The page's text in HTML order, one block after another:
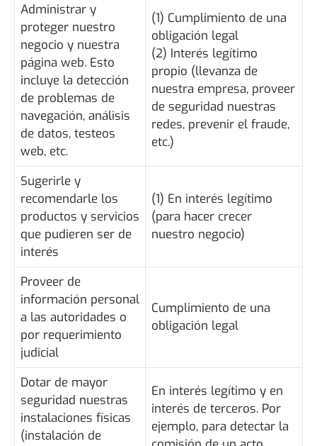
Administrar y
proteger nuestro
negocio y nuestra
página web. Esto
incluye la detección
de problemas de
navegación, análisis
de datos, testeos
web, etc.
(1) Cumplimiento de una
obligación legal
(2) Interés legítimo
propio (llevanza de
nuestra empresa, proveer
de seguridad nuestras
redes, prevenir el fraude,
etc.)
Sugerirle y
recomendarle los
productos y servicios
que pudieren ser de
interés
(1) En interés legítimo
(para hacer crecer
nuestro negocio)
Proveer de
información personal
a las autoridades o
por requerimiento
judicial
Cumplimiento de una
obligación legal
Dotar de mayor
seguridad nuestras
instalaciones físicas
(instalación de
En interés legítimo y en
interés de terceros. Por
ejemplo, para detectar la